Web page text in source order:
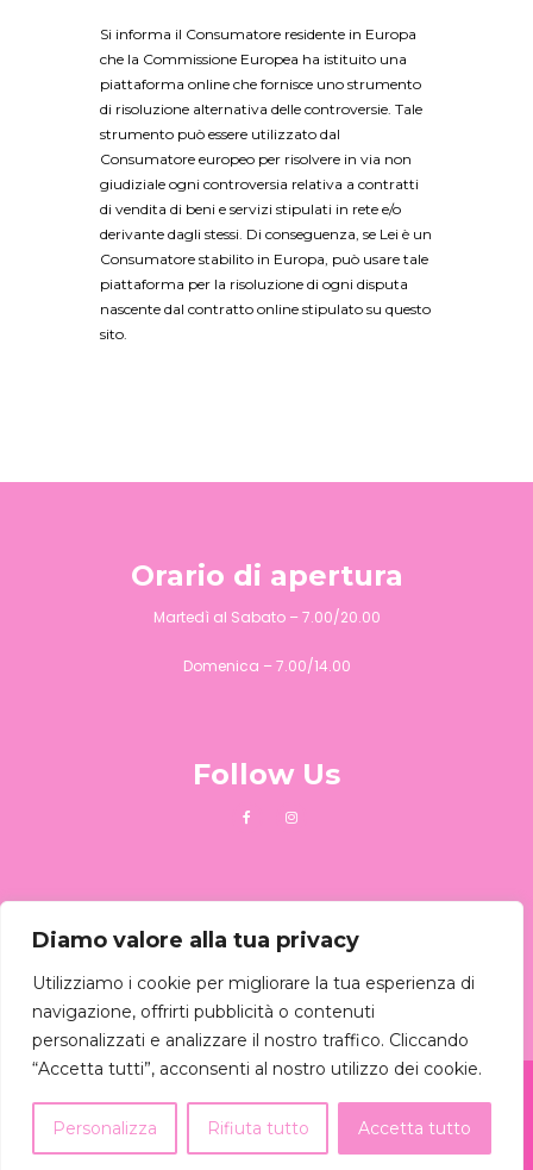
Diamo valore alla tua privacy
Utilizziamo i cookie per migliorare la tua esperienza di
navigazione, offrirti pubblicità o contenuti
personalizzati e analizzare il nostro traffico. Cliccando
“Accetta tutti”, acconsenti al nostro utilizzo dei cookie.
Personalizza Rifiuta tutto Accetta tutto
Si informa il Consumatore residente in Europa
che la Commissione Europea ha istituito una
piattaforma online che fornisce uno strumento
di risoluzione alternativa delle controversie. Tale
strumento può essere utilizzato dal
Consumatore europeo per risolvere in via non
giudiziale ogni controversia relativa a contratti
di vendita di beni e servizi stipulati in rete e/o
derivante dagli stessi. Di conseguenza, se Lei è un
Consumatore stabilito in Europa, può usare tale
piattaforma per la risoluzione di ogni disputa
nascente dal contratto online stipulato su questo
sito.
Orario di apertura
Martedì al Sabato – 7.00/20.00
Domenica – 7.00/14.00
Follow Us
- Credit by
M89 Project